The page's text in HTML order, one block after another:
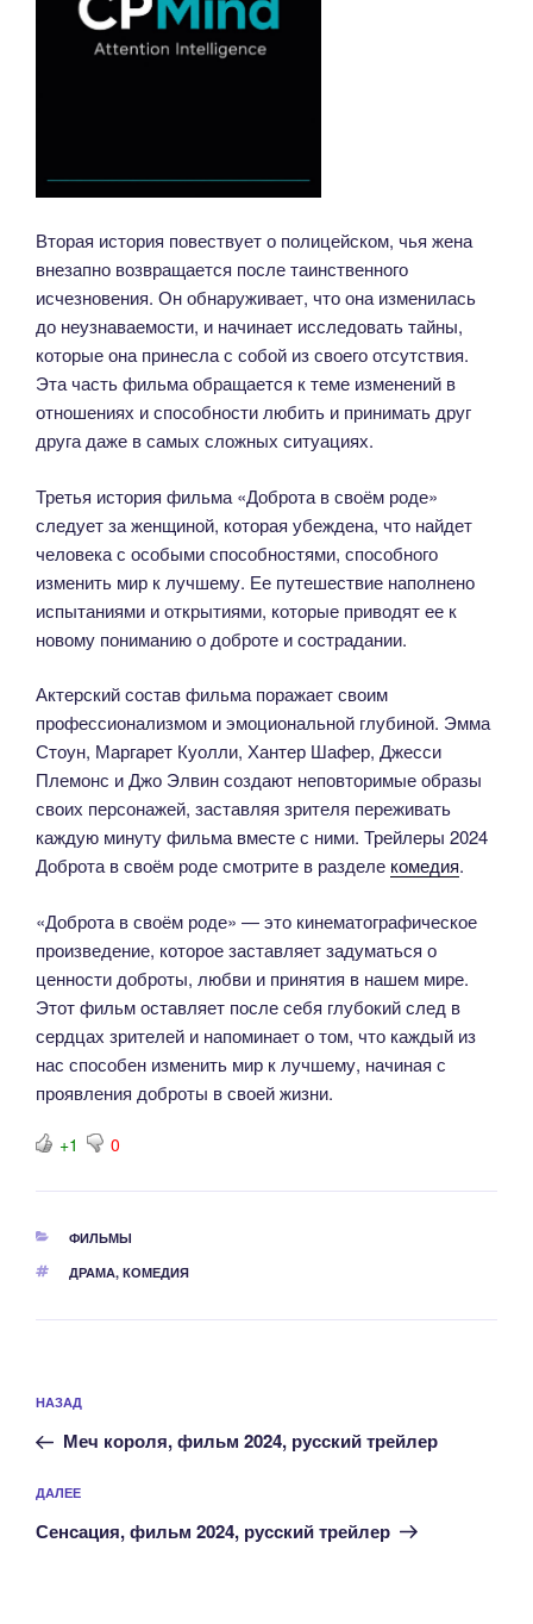
Вторая история повествует о полицейском, чья жена
внезапно возвращается после таинственного
исчезновения. Он обнаруживает, что она изменилась
до неузнаваемости, и начинает исследовать тайны,
которые она принесла с собой из своего отсутствия.
Эта часть фильма обращается к теме изменений в
отношениях и способности любить и принимать друг
друга даже в самых сложных ситуациях.
Третья история фильма «Доброта в своём роде»
следует за женщиной, которая убеждена, что найдет
человека с особыми способностями, способного
изменить мир к лучшему. Ее путешествие наполнено
испытаниями и открытиями, которые приводят ее к
новому пониманию о доброте и сострадании.
Актерский состав фильма поражает своим
профессионализмом и эмоциональной глубиной. Эмма
Стоун, Маргарет Куолли, Хантер Шафер, Джесси
Племонс и Джо Элвин создают неповторимые образы
своих персонажей, заставляя зрителя переживать
каждую минуту фильма вместе с ними. Трейлеры 2024
Доброта в своём роде смотрите в разделе комедия.
«Доброта в своём роде» — это кинематографическое
произведение, которое заставляет задуматься о
ценности доброты, любви и принятия в нашем мире.
Этот фильм оставляет после себя глубокий след в
сердцах зрителей и напоминает о том, что каждый из
нас способен изменить мир к лучшему, начиная с
проявления доброты в своей жизни.
+1 0
РУБРИКИ
ФИЛЬМЫ
МЕТКИ
ДРАМА, КОМЕДИЯ
по
записям
Предыдущая
запись:
НАЗАД
Меч короля, фильм 2024, русский трейлер
Следующая
запись
ДАЛЕЕ
Сенсация, фильм 2024, русский трейлер